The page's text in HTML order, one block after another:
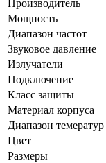
Производитель
Мощность
Диапазон частот
Звуковое давление
Излучатели
Подключение
Класс защиты
Материал корпуса
Диапазон темератур
Цвет
Размеры